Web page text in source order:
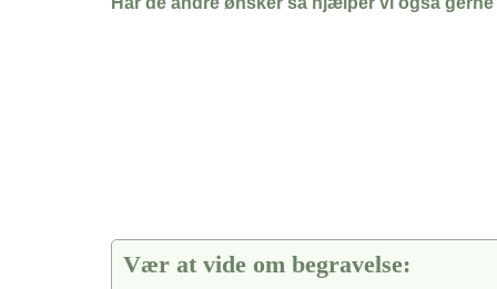
Vær at vide om begravelse: